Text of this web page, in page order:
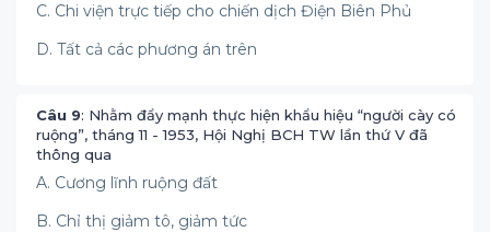
C. Chi viện trực tiếp cho chiến dịch Điện Biên Phủ
D. Tất cả các phương án trên
Câu 9: Nhằm đẩy mạnh thực hiện khẩu hiệu “người cày có
ruộng”, tháng 11 - 1953, Hội Nghị BCH TW lần thứ V đã
thông qua
A. Cương lĩnh ruộng đất
B. Chỉ thị giảm tô, giảm tức